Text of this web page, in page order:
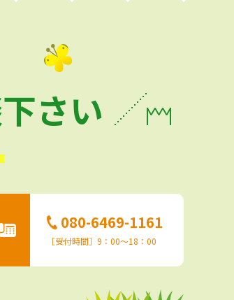
さい
080-6469-1161
［受付時間］9：00〜18：00